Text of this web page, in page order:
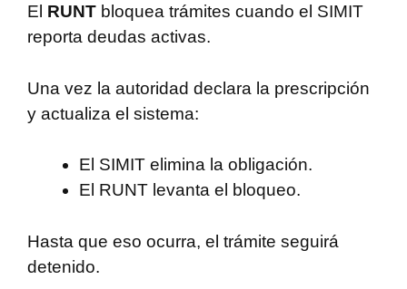
El RUNT bloquea trámites cuando el SIMIT
reporta deudas activas.
Una vez la autoridad declara la prescripción
y actualiza el sistema:
El SIMIT elimina la obligación.
El RUNT levanta el bloqueo.
Hasta que eso ocurra, el trámite seguirá
detenido.